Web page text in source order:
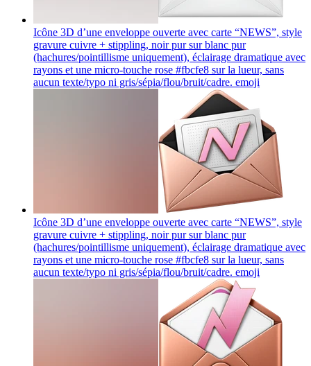
Icône 3D d’une enveloppe ouverte avec carte “NEWS”, style
gravure cuivre + stippling, noir pur sur blanc pur
(hachures/pointillisme uniquement), éclairage dramatique avec
rayons et une micro-touche rose #fbcfe8 sur la lueur, sans
aucun texte/typo ni gris/sépia/flou/bruit/cadre. emoji
Icône 3D d’une enveloppe ouverte avec carte “NEWS”, style
gravure cuivre + stippling, noir pur sur blanc pur
(hachures/pointillisme uniquement), éclairage dramatique avec
rayons et une micro-touche rose #fbcfe8 sur la lueur, sans
aucun texte/typo ni gris/sépia/flou/bruit/cadre. emoji